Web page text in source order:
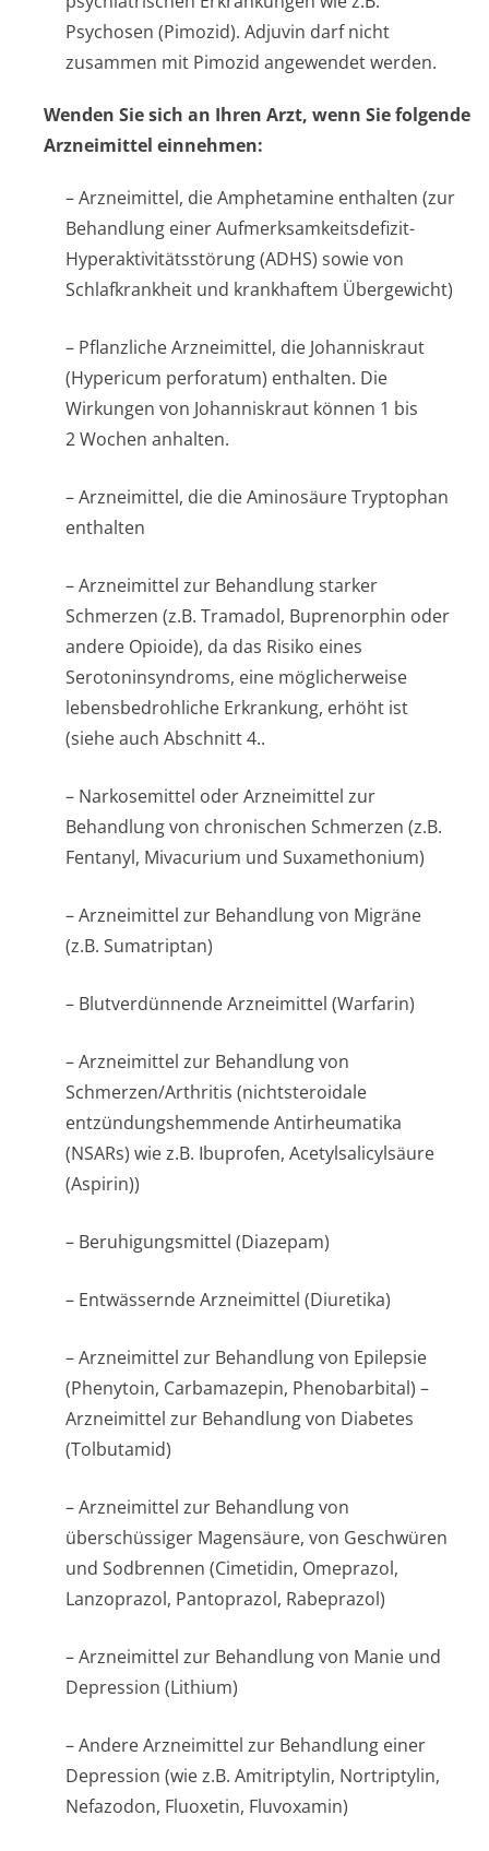
Psychosen (Pimozid). Adjuvin darf nicht
zusammen mit Pimozid angewendet werden.
Wenden Sie sich an Ihren Arzt, wenn Sie folgende
Arzneimittel einnehmen:
– Arzneimittel, die Amphetamine enthalten (zur
Behandlung einer Aufmerksamkeit­sdefizit-
Hyperaktivitätsstörung (ADHS) sowie von
Schlafkrankheit und krankhaftem Übergewicht)
– Pflanzliche Arzneimittel, die Johanniskraut
(Hypericum perforatum) enthalten. Die
Wirkungen von Johanniskraut können 1 bis
2 Wochen anhalten.
– Arzneimittel, die die Aminosäure Tryptophan
enthalten
– Arzneimittel zur Behandlung starker
Schmerzen (z.B. Tramadol, Buprenorphin oder
andere Opioide), da das Risiko eines
Serotoninsyndroms, eine möglicherweise
lebensbedrohliche Erkrankung, erhöht ist
(siehe auch Abschnitt 4..
– Narkosemittel oder Arzneimittel zur
Behandlung von chronischen Schmerzen (z.B.
Fentanyl, Mivacurium und Suxamethonium)
– Arzneimittel zur Behandlung von Migräne
(z.B. Sumatriptan)
– Blutverdünnende Arzneimittel (Warfarin)
– Arzneimittel zur Behandlung von
Schmerzen/Arthritis (nichtsteroidale
entzündungshemmende Antirheumatika
(NSARs) wie z.B. Ibuprofen, Acetylsalicylsäure
(Aspirin))
– Beruhigungsmittel (Diazepam)
– Entwässernde Arzneimittel (Diuretika)
– Arzneimittel zur Behandlung von Epilepsie
(Phenytoin, Carbamazepin, Phenobarbital) –
Arzneimittel zur Behandlung von Diabetes
(Tolbutamid)
– Arzneimittel zur Behandlung von
überschüssiger Magensäure, von Geschwüren
und Sodbrennen (Cimetidin, Omeprazol,
Lanzoprazol, Pantoprazol, Rabeprazol)
– Arzneimittel zur Behandlung von Manie und
Depression (Lithium)
– Andere Arzneimittel zur Behandlung einer
Depression (wie z.B. Amitriptylin, Nortriptylin,
Nefazodon, Fluoxetin, Fluvoxamin)